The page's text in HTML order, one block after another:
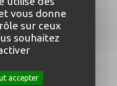
vous donne
sur ceux
souhaitez
accepter